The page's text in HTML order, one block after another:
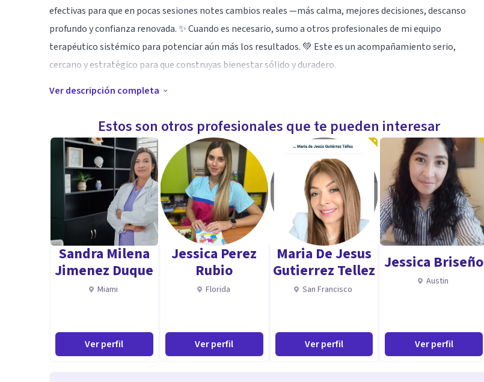
efectivas para que en pocas sesiones notes cambios reales —más calma, mejores decisiones, descanso
profundo y confianza renovada. ✨ Cuando es necesario, sumo a otros profesionales de mi equipo
terapéutico sistémico para potenciar aún más los resultados. 💚 Este es un acompañamiento serio,
cercano y estratégico para que construyas bienestar sólido y duradero.
Especialidad
postraumático.
Evaluación integral de individuos y relaciones.
Transformación de patrones relacionales.
Facilitación de la regulación emocional en pacientes.
Potenciación de la autonomía y capacidad de decisión.
Intervención creativa y sistémica (música, narrativas, dibujo, juego).
Ver descripción completa
Estos son otros profesionales que te pueden interesar
Sandra Milena
Jimenez Duque
Miami
Ver perfil
Jessica Perez
Rubio
Florida
Ver perfil
Maria De Jesus
Gutierrez Tellez
San Francisco
Ver perfil
Jessica Briseño
Austin
Ver perfil